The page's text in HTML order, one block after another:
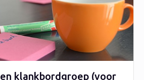
klankbordgroep (voor